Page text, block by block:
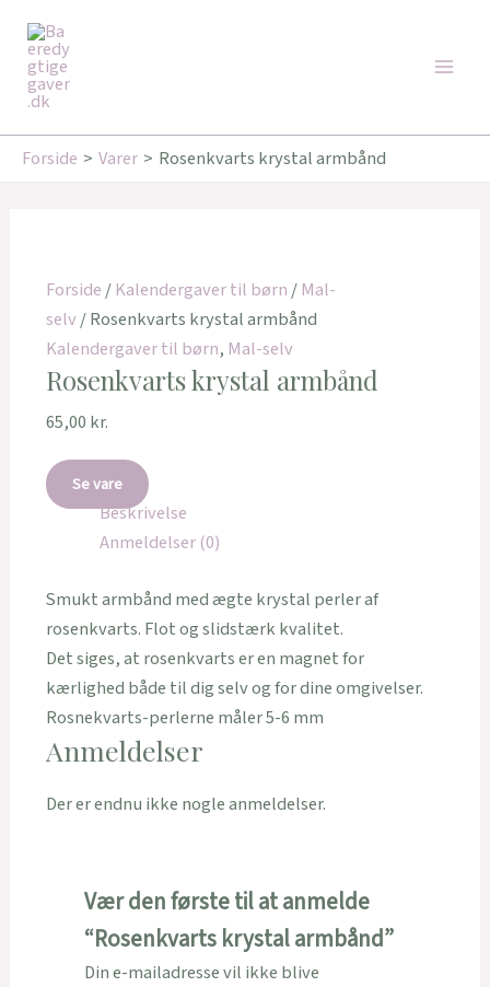
indholdet
Forside Varer Rosenkvarts krystal armbånd
Forside/Kalendergaver til børn/Mal-
selv/ Rosenkvarts krystal armbånd
Kalendergaver til børn, Mal-selv
Rosenkvarts krystal armbånd
65,00 kr.
Se vare
Beskrivelse
Anmeldelser (0)
Smukt armbånd med ægte krystal perler af
rosenkvarts. Flot og slidstærk kvalitet.
Det siges, at rosenkvarts er en magnet for
kærlighed både til dig selv og for dine omgivelser.
Rosnekvarts-perlerne måler 5-6 mm
Anmeldelser
Der er endnu ikke nogle anmeldelser.
Vær den første til at anmelde
“Rosenkvarts krystal armbånd”
Din e-mailadresse vil ikke blive